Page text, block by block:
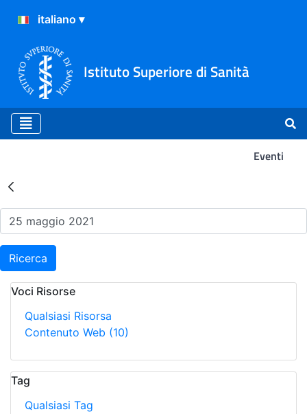
Istituto Superiore di Sanità
Eventi
Risultati della Ricerca -
Ricerca
Voci Risorse
Qualsiasi Risorsa
Contenuto Web (10)
Tag
Qualsiasi Tag